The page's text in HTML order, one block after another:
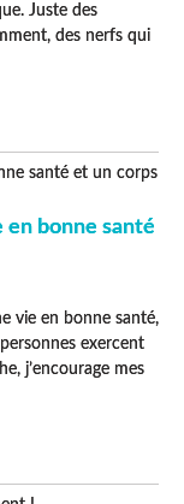
Juste des
des nerfs qui
en bonne santé
vie en bonne santé,
exercent
j’encourage mes